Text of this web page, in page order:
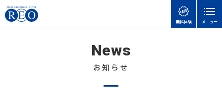
無料体験 メニュー
News
お知らせ
子どもの接し方で
検 索
学習面・進路面で
検 索
親御さんのお悩みで
検 索